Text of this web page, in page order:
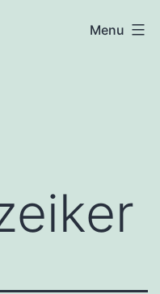
Menu